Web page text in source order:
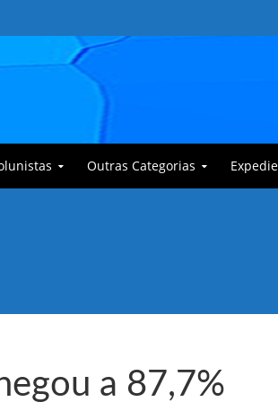
Outras Categorias
a 87,7%